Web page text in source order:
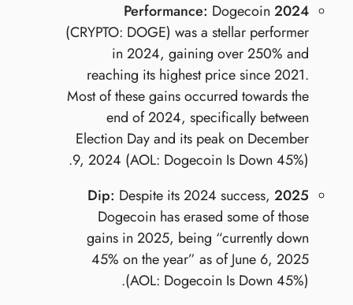
2024 Performance:
Dogecoin
(CRYPTO: DOGE) was a stellar performer
in 2024, gaining over 250% and
reaching its highest price since 2021.
Most of these gains occurred towards the
end of 2024, specifically between
Election Day and its peak on December
9, 2024 (AOL: Dogecoin Is Down 45%).
2025 Dip:
Despite its 2024 success,
Dogecoin has erased some of those
gains in 2025, being “currently down
45% on the year” as of June 6, 2025
(AOL: Dogecoin Is Down 45%).